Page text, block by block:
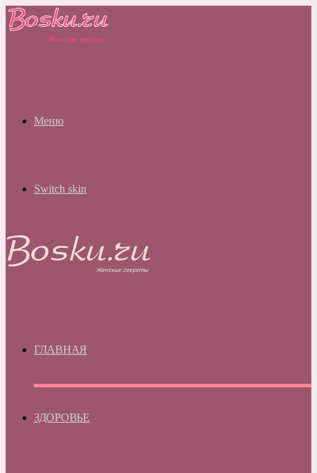
Меню
Switch skin
ГЛАВНАЯ
ЗДОРОВЬЕ